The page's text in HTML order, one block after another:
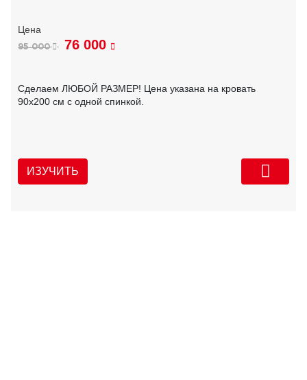
95 000 76 000
Сделаем ЛЮБОЙ РАЗМЕР! Цена указана на кровать
90х200 см с одной спинкой.
ИЗУЧИТЬ